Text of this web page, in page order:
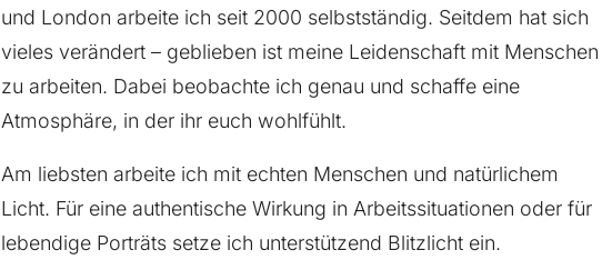
und London arbeite ich seit 2000 selbstständig. Seitdem hat sich
vieles verändert – geblieben ist meine Leidenschaft mit Menschen
zu arbeiten. Dabei beobachte ich genau und schaffe eine
Atmosphäre, in der ihr euch wohlfühlt.
Am liebsten arbeite ich mit echten Menschen und natürlichem
Licht. Für eine authentische Wirkung in Arbeitssituationen oder für
lebendige Porträts setze ich unterstützend Blitzlicht ein.